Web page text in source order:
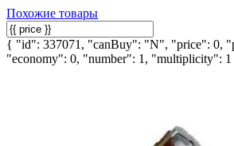
Похожие товары
{ "id": 337071, "canBuy": "N", "price": 0,
"economy": 0, "number": 1, "multiplicity":